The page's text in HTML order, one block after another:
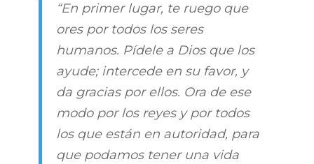
“En primer lugar, te ruego que
ores por todos los seres
humanos. Pídele a Dios que los
ayude; intercede en su favor, y
da gracias por ellos. Ora de ese
modo por los reyes y por todos
los que están en autoridad, para
que podamos tener una vida